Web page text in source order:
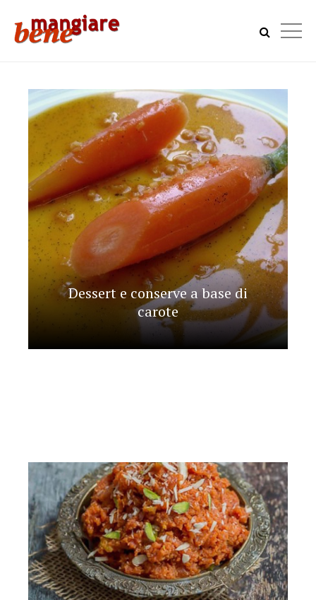
Dessert e conserve a base di
carote